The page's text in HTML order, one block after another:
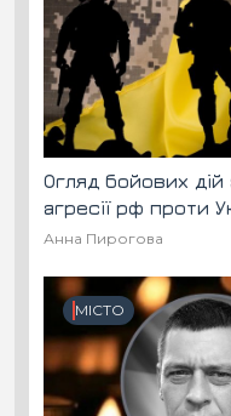
Огляд бойових
агресії рф проти
Анна Пирогова
МІСТО